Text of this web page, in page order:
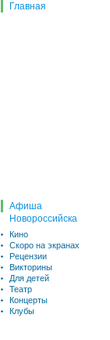
Главная
Афиша
Новороссийска
Кино
Скоро на экранах
Рецензии
Викторины
Для детей
Театр
Концерты
Клубы